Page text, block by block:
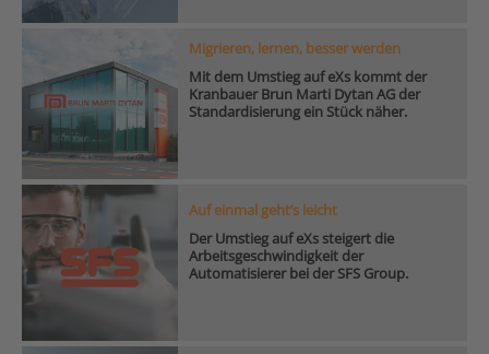
Migrieren, lernen, besser werden
Mit dem Umstieg auf eXs kommt der
Kranbauer Brun Marti Dytan AG der
Standardisierung ein Stück näher.
Auf einmal geht’s leicht
Der Umstieg auf eXs steigert die
Arbeitsgeschwindigkeit der
Automatisierer bei der SFS Group.